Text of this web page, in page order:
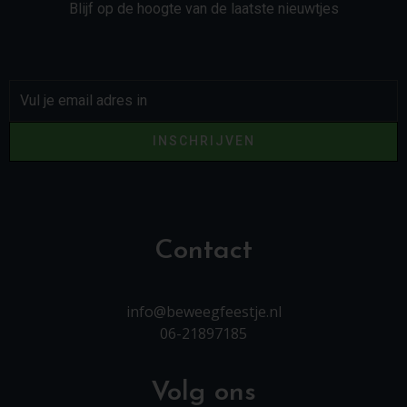
Blijf op de hoogte van de laatste nieuwtjes
INSCHRIJVEN
Contact
info@beweegfeestje.nl
06-21897185
Volg ons